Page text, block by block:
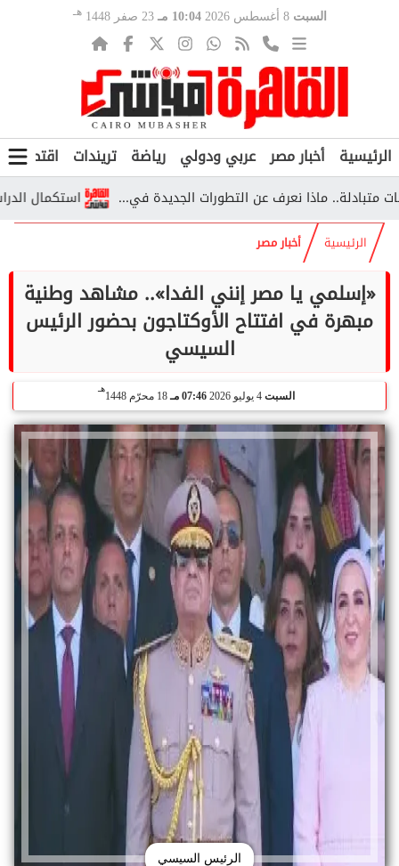
السبت 8 أغسطس 2026 10:04 مـ 23 صفر 1448 هـ
الرئيسية أخبار مصر عربي ودولي رياضة تريندات اقتصاد
استكمال الدراسة خارج مصر 2026.. الشروط والأوراق ماذا نعرف عن التطورات الجديدة في...
الرئيسية أخبار مصر
«إسلمي يا مصر إنني الفدا».. مشاهد وطنية
مبهرة في افتتاح الأوكتاجون بحضور الرئيس
السيسي
السبت 4 يوليو 2026 07:46 مـ 18 محرّم 1448
هـ
الرئيس السيسي